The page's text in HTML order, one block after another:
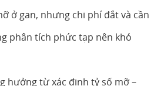
ở gan, nhưng chi phí đắt và cần
phân tích phức tạp nên khó
hưởng từ xác định tỷ số mỡ –